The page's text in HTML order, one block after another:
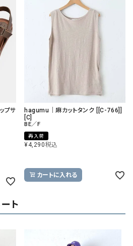
プサ
hagumu｜麻カットタンク [[C-766]]
[C]
BE／F
再入荷
¥4,290税込
カートに入れる
ト